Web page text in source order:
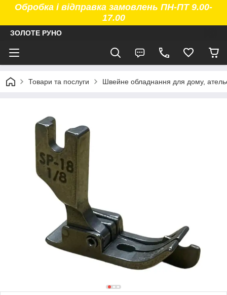
Обробка і відправка замовлень ПН-ПТ 9.00-
17.00
ЗОЛОТЕ РУНО
Товари та послуги Швейне обладнання для дому,